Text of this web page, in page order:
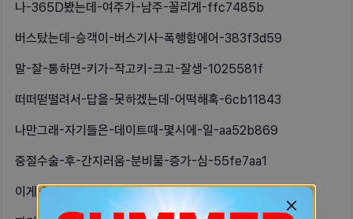
나-365D봤는데-여주가-남주-꼴리게-ffc7485b
버스탔는데-승객이-버스기사-폭행함에어-383f3d59
말-잘-통하면-키가-작고키-크고-잘생-1025581f
떠떠떧떨려서-답을-못하겠는데-어떡해혹-6cb11843
나만그래-자기들은-데이트때-몇시에-일-aa52b869
중절수술-후-간지러움-분비물-증가-심-55fe7aa1
이게-맞아-나-오늘-밤에-내가-좋아하-35f14b3a